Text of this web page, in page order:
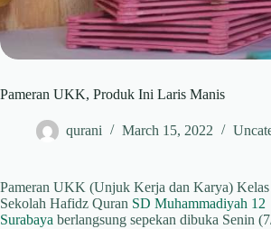
Pameran UKK, Produk Ini Laris Manis
qurani March 15, 2022
Pameran UKK (Unjuk Kerja dan Karya)
Sekolah Hafidz Quran SD Muhammadiyah 12
Surabaya berlangsung sepekan dibuka Senin